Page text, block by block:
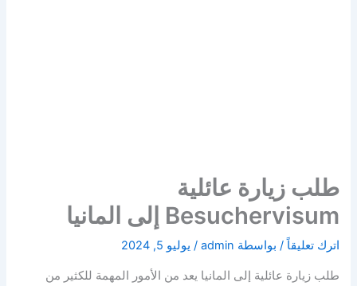
طلب زيارة عائلية
Besuchervisum إلى المانيا
اترك تعليقاً / بواسطة admin
/ يوليو 5, 2024
طلب زيارة عائلية إلى المانيا يعد من الأمور المهمة للكثير من